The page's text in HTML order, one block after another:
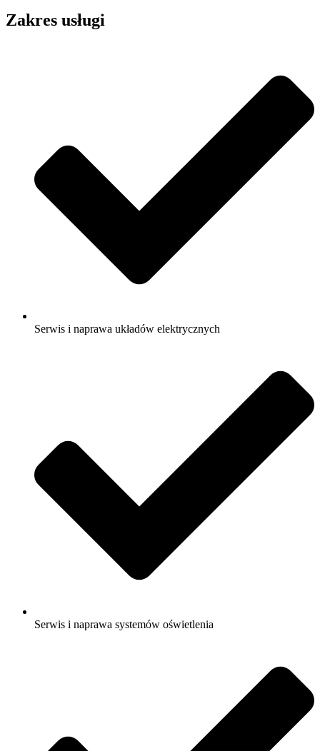
Zakres usługi
Serwis i naprawa układów elektrycznych
Serwis i naprawa systemów oświetlenia